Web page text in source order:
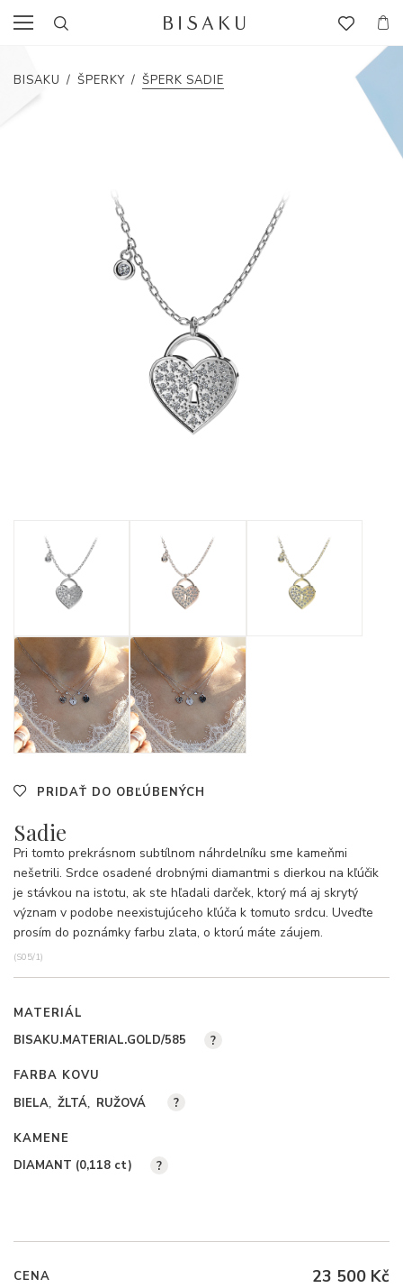
BISAKU / ŠPERKY / ŠPERK SADIE
PRIDAŤ DO OBĽÚBENÝCH
Sadie
Pri tomto prekrásnom subtílnom náhrdelníku sme kameňmi
nešetrili. Srdce osadené drobnými diamantmi s dierkou na kľúčik
je stávkou na istotu, ak ste hľadali darček, ktorý má aj skrytý
význam v podobe neexistujúceho kľúča k tomuto srdcu. Uveďte
prosím do poznámky farbu zlata, o ktorú máte záujem.
(S05/1)
MATERIÁL
BISAKU.MATERIAL.GOLD/585
?
FARBA KOVU
BIELA ŽLTÁ RUŽOVÁ ?
KAMENE
DIAMANT (0,118 ct) ?
CENA 23 500 Kč